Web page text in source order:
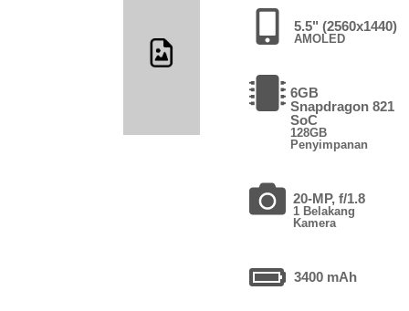
5.5" (2560x1440)
AMOLED
6GB
Snapdragon 821
SoC
128GB
Penyimpanan
20-MP, f/1.8
1 Belakang
Kamera
3400 mAh